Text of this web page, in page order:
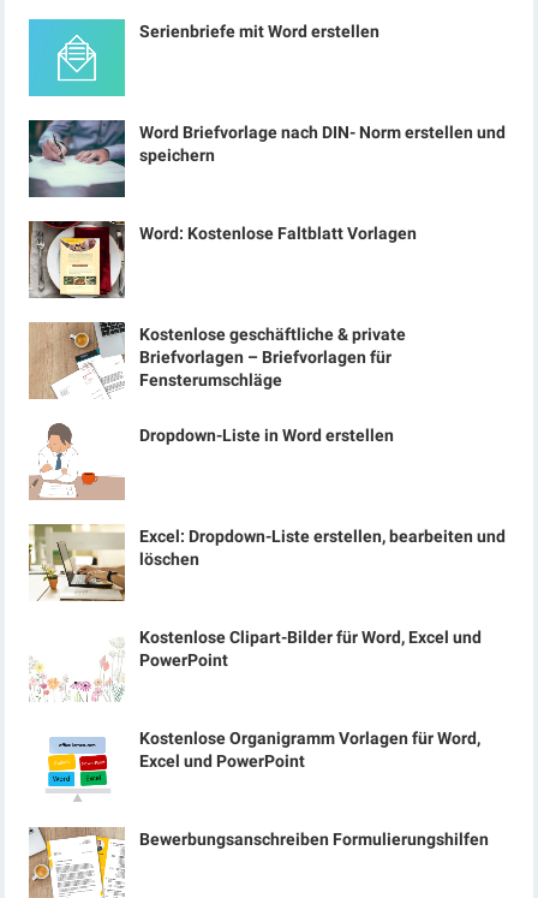
Serienbriefe mit Word erstellen
Word Briefvorlage nach DIN- Norm erstellen und
speichern
Word: Kostenlose Faltblatt Vorlagen
Kostenlose geschäftliche & private
Briefvorlagen – Briefvorlagen für
Fensterumschläge
Dropdown-Liste in Word erstellen
Excel: Dropdown-Liste erstellen, bearbeiten und
löschen
Kostenlose Clipart-Bilder für Word, Excel und
PowerPoint
Kostenlose Organigramm Vorlagen für Word,
Excel und PowerPoint
Bewerbungsanschreiben Formulierungshilfen